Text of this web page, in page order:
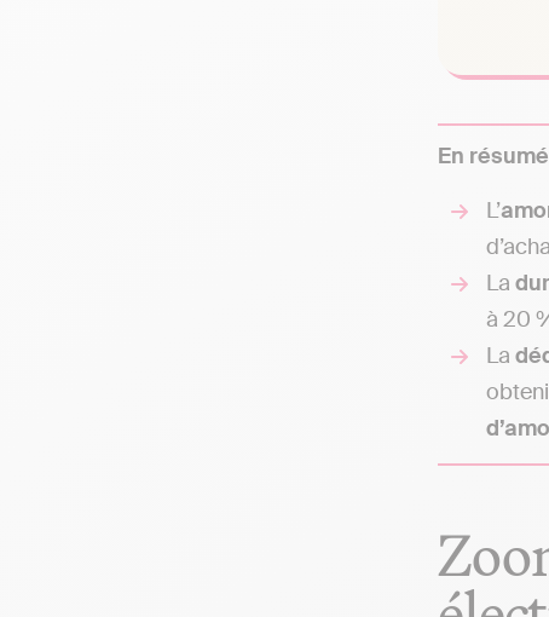
En
L’
La
à 20
La